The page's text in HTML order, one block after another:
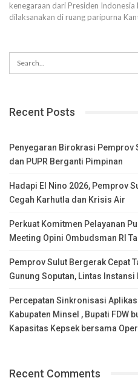
kenegaraan dari Presiden
dilaksanakan di ruang paripurna
Recent Posts
Penyegaran Birokrasi Pemprov
dan PUPR Berganti Pimpinan
Hadapi El Nino 2026, Pemprov
Cegah Karhutla dan Krisis Air
Perkuat Komitmen Pelayanan
Meeting Opini Ombudsman RI
Pemprov Sulut Bergerak Cepat
Gunung Soputan, Lintas Instansi
Percepatan Sinkronisasi
Kabupaten Minsel , Bupati FDW
Kapasitas Kepsek bersama
Recent Comments